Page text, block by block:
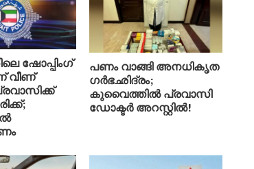
ഷോപ്പിംഗ്
വീണ്
പണം വാങ്ങി അനധികൃത
ഗർഭഛിദ്രം;
കുവൈത്തിൽ പ്രവാസി
ഡോക്ടർ അറസ്റ്റിൽ!